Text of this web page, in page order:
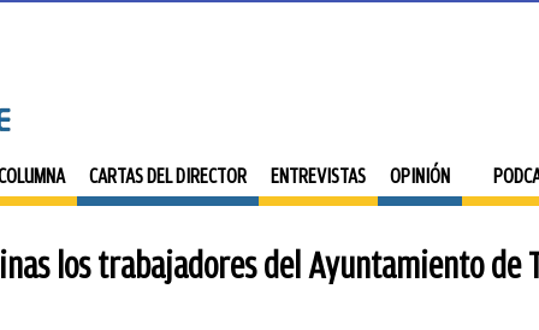
CARTAS DEL DIRECTOR ENTREVISTAS OPINIÓN
los trabajadores del Ayuntamiento de